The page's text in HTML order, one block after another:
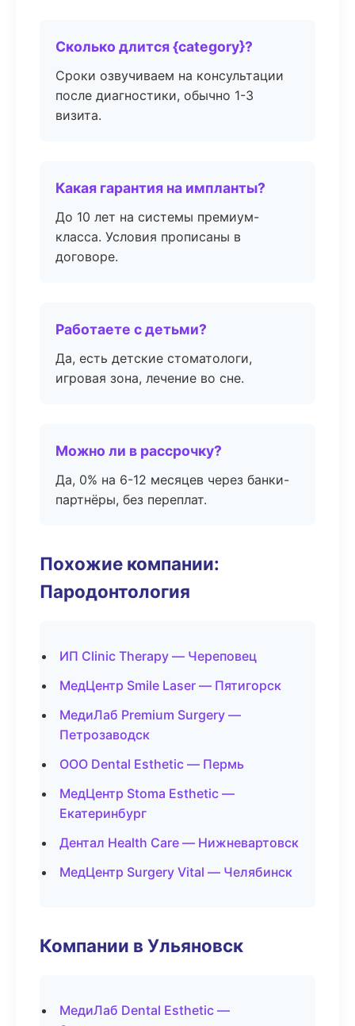
Сколько длится {category}?
Сроки озвучиваем на консультации
после диагностики, обычно 1-3
визита.
Какая гарантия на импланты?
До 10 лет на системы премиум-
класса. Условия прописаны в
договоре.
Работаете с детьми?
Да, есть детские стоматологи,
игровая зона, лечение во сне.
Можно ли в рассрочку?
Да, 0% на 6-12 месяцев через банки-
партнёры, без переплат.
Похожие компании:
Пародонтология
ИП Clinic Therapy — Череповец
МедЦентр Smile Laser — Пятигорск
МедиЛаб Premium Surgery —
Петрозаводск
ООО Dental Esthetic — Пермь
МедЦентр Stoma Esthetic —
Екатеринбург
Дентал Health Care — Нижневартовск
МедЦентр Surgery Vital — Челябинск
Компании в Ульяновск
МедиЛаб Dental Esthetic —